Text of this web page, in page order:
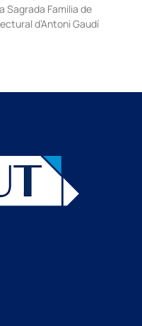
Sagrada Familia de
d’Antoni Gaudí